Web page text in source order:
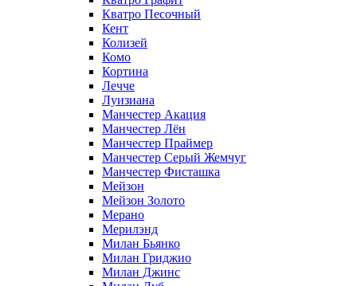
Кватро Песочный
Кент
Колизей
Комо
Кортина
Лечче
Луизиана
Манчестер Акация
Манчестер Лён
Манчестер Праймер
Манчестер Серый Жемчуг
Манчестер Фисташка
Мейзон
Мейзон Золото
Мерано
Мерилэнд
Милан Бьянко
Милан Гриджио
Милан Джинс